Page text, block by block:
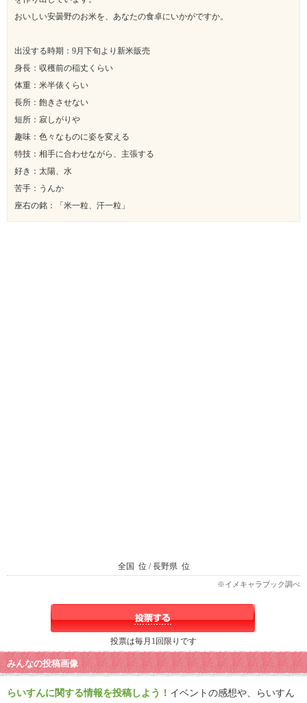
おいしい安曇野のお米を、あなたの食卓にいかがですか。
出没する時期：9月下旬より新米販売
身長：収穫前の稲丈くらい
体重：米半俵くらい
長所：飽きさせない
短所：寂しがりや
趣味：色々なものに姿を変える
特技：相手に合わせながら、主張する
好き：太陽、水
苦手：うんか
座右の銘：「米一粒、汗一粒」
全国 位 / 長野県 位
※イメキャラブック調べ
投票は毎月1回限りです
みんなの投稿画像
らいすんに関する情報を投稿しよう！ イベントの感想や、らいすん